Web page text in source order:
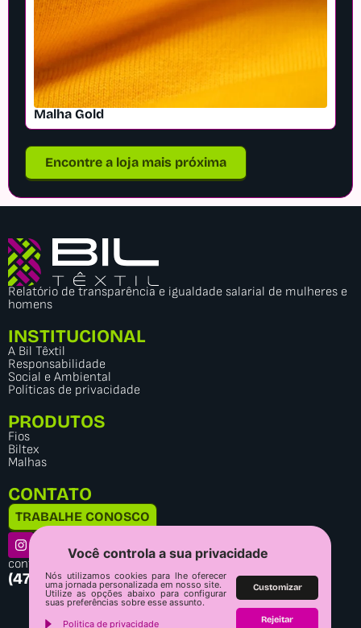
Malha Gold
Encontre a loja mais próxima
Relatório de transparência e igualdade salarial de mulheres e
homens
INSTITUCIONAL
A Bil Têxtil
Responsabilidade
Social e Ambiental
Políticas de privacidade
PRODUTOS
Fios
Biltex
Malhas
CONTATO
TRABALHE CONOSCO
contato@biltextil.com.br
(47) 3514-5700
Você controla a sua privacidade
Nós utilizamos cookies para lhe oferecer
uma jornada personalizada em nosso site.
Utilize as opções abaixo para configurar
suas preferências sobre esse assunto.
Politica de privacidade
Customizar
Rejeitar